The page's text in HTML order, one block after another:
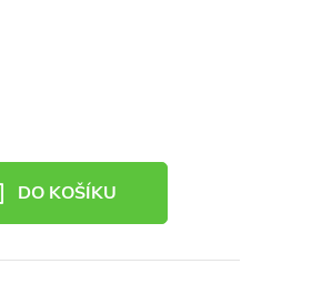
DO KOŠÍKU